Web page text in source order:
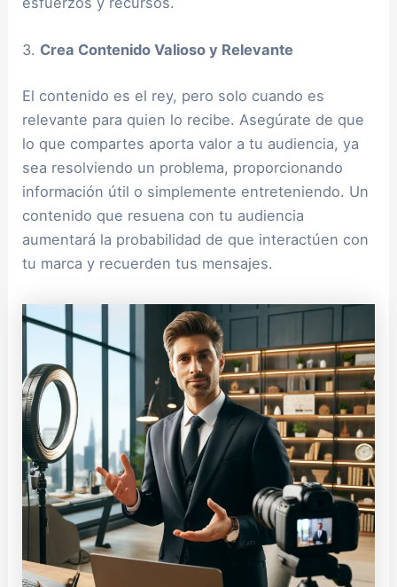
3. Crea Contenido Valioso y Relevante
El contenido es el rey, pero solo cuando es
relevante para quien lo recibe. Asegúrate de que
lo que compartes aporta valor a tu audiencia, ya
sea resolviendo un problema, proporcionando
información útil o simplemente entreteniendo. Un
contenido que resuena con tu audiencia
aumentará la probabilidad de que interactúen con
tu marca y recuerden tus mensajes.